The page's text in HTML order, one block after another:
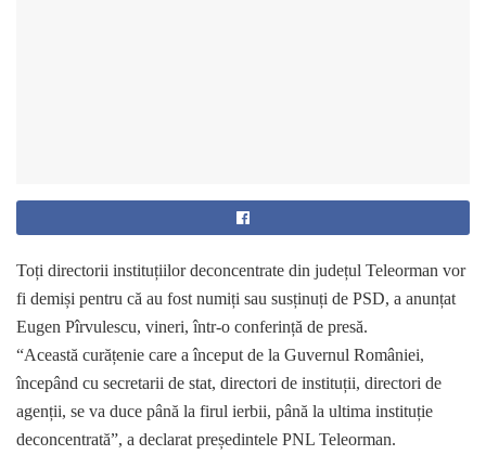
Toți directorii instituțiilor deconcentrate din județul Teleorman vor
fi demiși pentru că au fost numiți sau susținuți de PSD, a anunțat
Eugen Pîrvulescu, vineri, într-o conferință de presă.
“Această curățenie care a început de la Guvernul României,
începând cu secretarii de stat, directori de instituții, directori de
agenții, se va duce până la firul ierbii, până la ultima instituție
deconcentrată”, a declarat președintele PNL Teleorman.